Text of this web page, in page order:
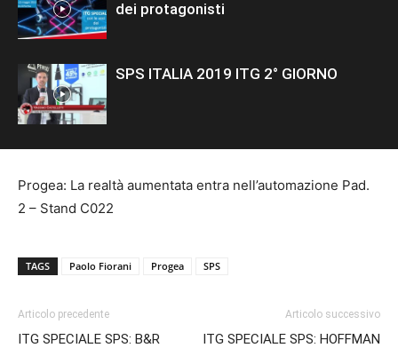
dei protagonisti
SPS ITALIA 2019 ITG 2° GIORNO
Progea: La realtà aumentata entra nell’automazione Pad.
2 – Stand C022
TAGS Paolo Fiorani Progea SPS
Articolo precedente
ITG SPECIALE SPS: B&R
Articolo successivo
ITG SPECIALE SPS: HOFFMAN